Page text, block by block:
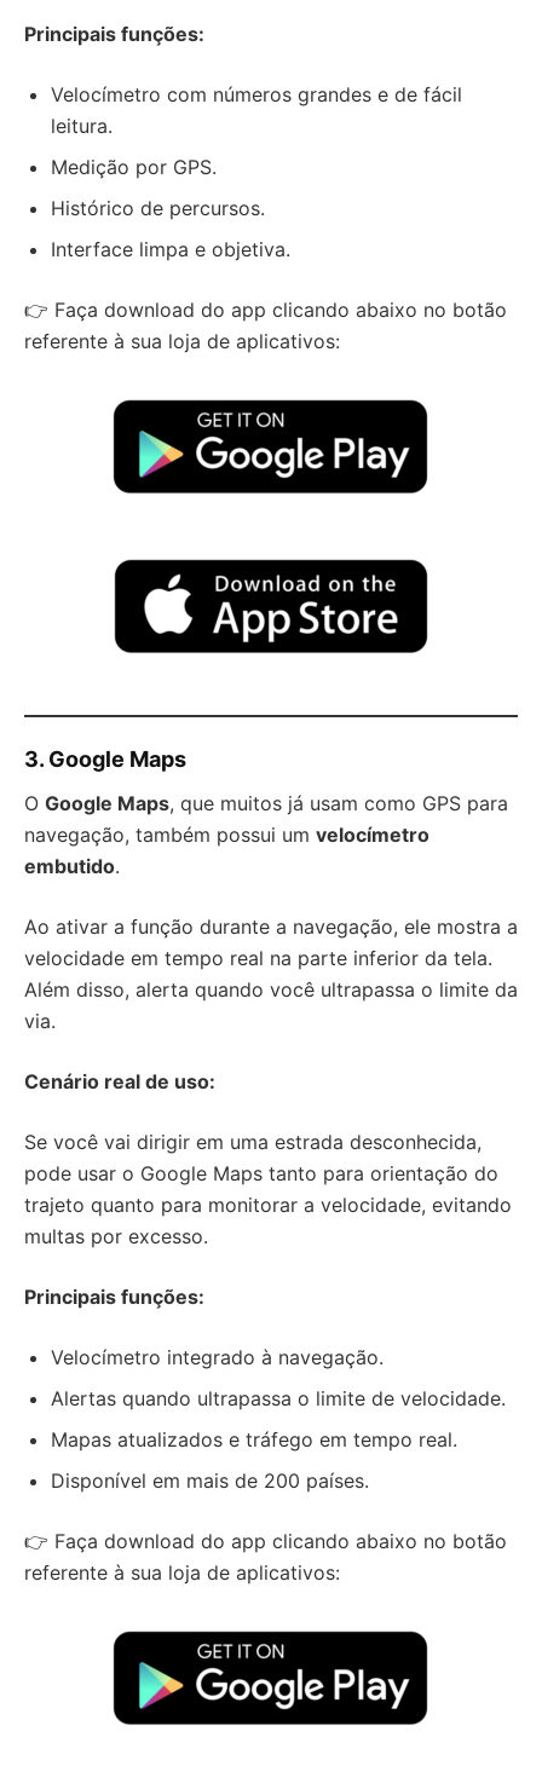
Principais funções:
Velocímetro com números grandes e de fácil
leitura.
Medição por GPS.
Histórico de percursos.
Interface limpa e objetiva.
👉 Faça download do app clicando abaixo no botão
referente à sua loja de aplicativos:
3. Google Maps
O Google Maps, que muitos já usam como GPS para
navegação, também possui um velocímetro
embutido.
Ao ativar a função durante a navegação, ele mostra a
velocidade em tempo real na parte inferior da tela.
Além disso, alerta quando você ultrapassa o limite da
via.
Cenário real de uso:
Se você vai dirigir em uma estrada desconhecida,
pode usar o Google Maps tanto para orientação do
trajeto quanto para monitorar a velocidade, evitando
multas por excesso.
Principais funções:
Velocímetro integrado à navegação.
Alertas quando ultrapassa o limite de velocidade.
Mapas atualizados e tráfego em tempo real.
Disponível em mais de 200 países.
👉 Faça download do app clicando abaixo no botão
referente à sua loja de aplicativos: